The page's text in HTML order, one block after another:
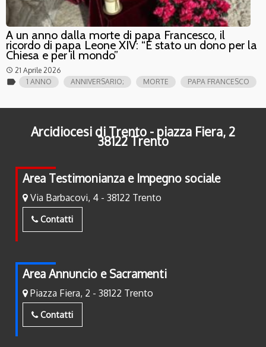
A un anno dalla morte di papa Francesco, il
ricordo di papa Leone XIV: “È stato un dono per la
Chiesa e per il mondo”
access_time 21 Aprile 2026
label 1 ANNO ANNIVERSARIO; MORTE PAPA FRANCESCO
Arcidiocesi di Trento - piazza Fiera, 2
38122 Trento
Area Testimonianza e Impegno sociale
Via Barbacovi, 4 - 38122 Trento
Contatti
Area Annuncio e Sacramenti
Piazza Fiera, 2 - 38122 Trento
Contatti